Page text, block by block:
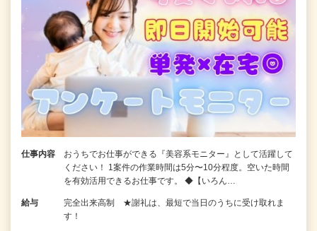
仕事内容
おうちでお仕事ができる『美容系モニター』として活躍して
ください！ 1案件の作業時間は5分〜10分程度。空いた時間
を有効活用できるお仕事です。 ◆【いろん…
給与
完全出来高制 ★謝礼は、最短で当日のうちに受け取れま
す！